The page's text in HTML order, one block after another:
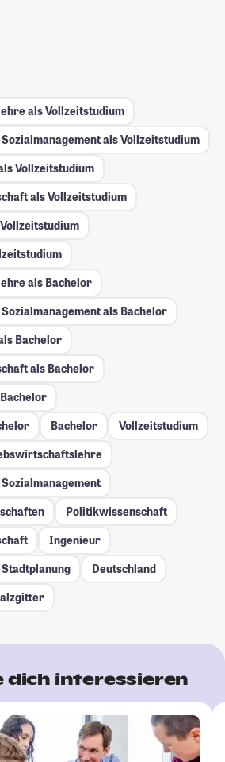
als Vollzeitstudium
als Vollzeitstudium
Vollzeitstudium
als Vollzeitstudium
als Bachelor
als Bachelor
Bachelor
als Bachelor
Bachelor
Vollzeitstudium
Politikwissenschaft
Ingenieur
Stadtplanung
Deutschland
dich interessieren